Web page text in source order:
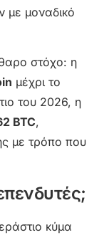
με μοναδικό
στόχο: η
μέχρι το
του 2026, η
BTC,
με τρόπο που
κύμα